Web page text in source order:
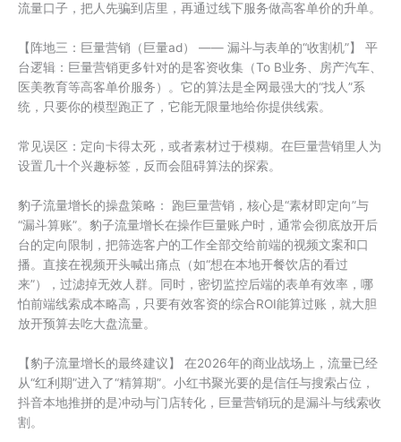
流量口子，把人先骗到店里，再通过线下服务做高客单价的升单。
【阵地三：巨量营销（巨量ad） —— 漏斗与表单的“收割机”】 平
台逻辑：巨量营销更多针对的是客资收集（To B业务、房产汽车、
医美教育等高客单价服务）。它的算法是全网最强大的“找人”系
统，只要你的模型跑正了，它能无限量地给你提供线索。
常见误区：定向卡得太死，或者素材过于模糊。在巨量营销里人为
设置几十个兴趣标签，反而会阻碍算法的探索。
豹子流量增长的操盘策略： 跑巨量营销，核心是“素材即定向”与
“漏斗算账”。豹子流量增长在操作巨量账户时，通常会彻底放开后
台的定向限制，把筛选客户的工作全部交给前端的视频文案和口
播。直接在视频开头喊出痛点（如“想在本地开餐饮店的看过
来”），过滤掉无效人群。同时，密切监控后端的表单有效率，哪
怕前端线索成本略高，只要有效客资的综合ROI能算过账，就大胆
放开预算去吃大盘流量。
【豹子流量增长的最终建议】 在2026年的商业战场上，流量已经
从“红利期”进入了“精算期”。小红书聚光要的是信任与搜索占位，
抖音本地推拼的是冲动与门店转化，巨量营销玩的是漏斗与线索收
割。